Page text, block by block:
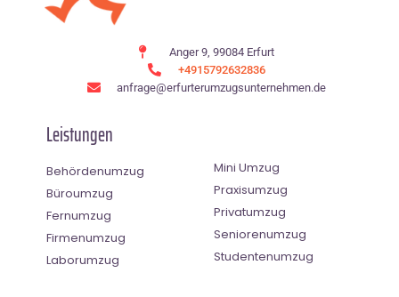
Anger 9, 99084 Erfurt
+4915792632836
anfrage@erfurterumzugsunternehmen.de
Leistungen
Behördenumzug
Büroumzug
Fernumzug
Firmenumzug
Laborumzug
Mini Umzug
Praxisumzug
Privatumzug
Seniorenumzug
Studentenumzug